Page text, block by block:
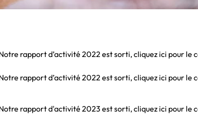
rapport d’activité 2022 est sorti,cliquez ici pour le
rapport d’activité 2022 est sorti,cliquez ici pour le
rapport d'activité 2023 est sorti, cliquez ici pour le